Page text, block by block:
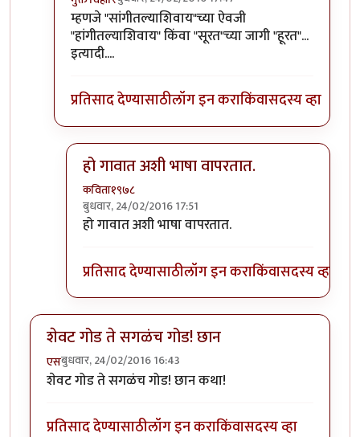
In reply toअसु शकेल कारण आम्ही
म्हणजे "सांगीतल्याशिवाय"च्या ऐवजी
"हांगीतल्याशिवाय" किंवा "सूरत"च्या जागी "हूरत"...
इत्यादी....
प्रतिसाद देण्यासाठीलॉग इन कराकिंवासदस्य व्हा
हो गावात अशी भाषा वापरतात.
कविता१९७८
बुधवार, 24/02/2016 17:51
In reply toतुमच्याकडे "स" च्या जागी "ह" वापरतात का?
हो गावात अशी भाषा वापरतात.
प्रतिसाद देण्यासाठीलॉग इन कराकिंवासदस्य व्हा
शेवट गोड ते सगळंच गोड! छान
एसबुधवार, 24/02/2016 16:43
शेवट गोड ते सगळंच गोड! छान कथा!
प्रतिसाद देण्यासाठीलॉग इन कराकिंवासदस्य व्हा